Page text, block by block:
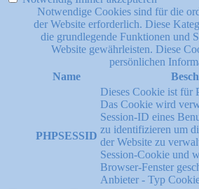
Notwendige Cookies sind für die
der Website erforderlich. Diese
die grundlegende Funktionen und
Website gewährleisten. Diese
persönlichen
Name
PHPSESSID
Dieses Cookie ist für
Das Cookie wird
Session-ID eines
zu identifizieren um
der Website zu
Session-Cookie und
Browser-Fenster
Anbieter - Typ